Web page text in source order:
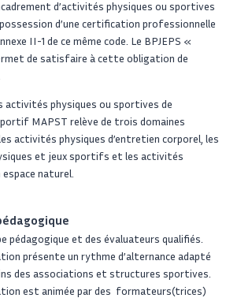
d’activités physiques ou sportives
d’une certification professionnelle
II-1 de ce même code. Le BPJEPS «
de satisfaire à cette obligation de
activités physiques ou sportives de
MAPST relève de trois domaines
activités physiques d’entretien corporel, les
et jeux sportifs et les activités
naturel.
pédagogique et des évaluateurs qualifiés.
présente un rythme d’alternance adapté
des associations et structures sportives.
est animée par des formateurs(trices)